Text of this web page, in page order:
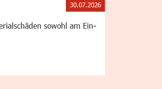
sowohl am Ein-
30.07.2026